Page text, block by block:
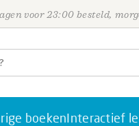
voor 23:00 besteld,
boekenInteractief